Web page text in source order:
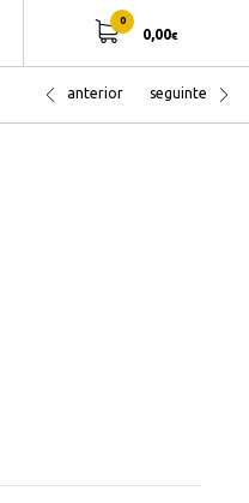
0
0,00€
anterior seguinte